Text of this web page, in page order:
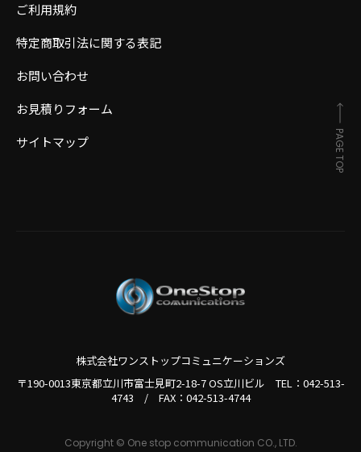
ご利用規約
特定商取引法に関する表記
お問い合わせ
お見積りフォーム
サイトマップ
株式会社ワンストップコミュニケーションズ
〒190-0013東京都立川市富士見町2-18-7 OS立川ビル TEL： 042-513-
4743 / FAX：042-513-4744
Copyright © One stop communication CO., LTD.
PAGE TOP